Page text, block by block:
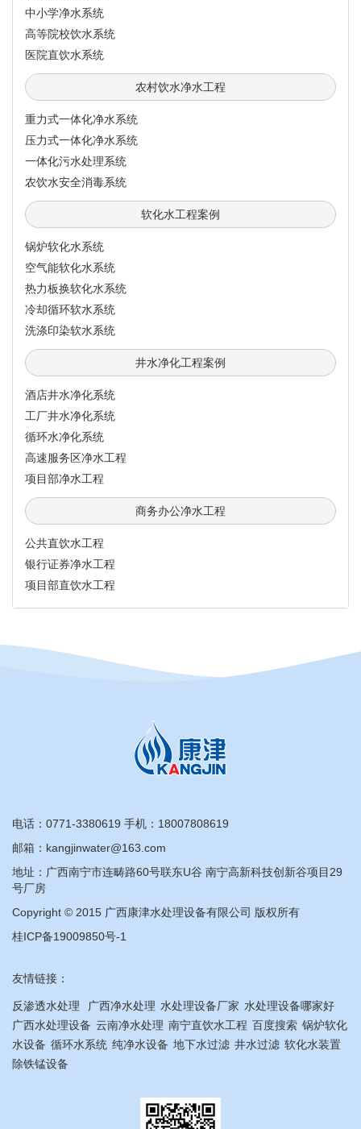
中小学净水系统
高等院校饮水系统
医院直饮水系统
农村饮水净水工程
重力式一体化净水系统
压力式一体化净水系统
一体化污水处理系统
农饮水安全消毒系统
软化水工程案例
锅炉软化水系统
空气能软化水系统
热力板换软化水系统
冷却循环软水系统
洗涤印染软水系统
井水净化工程案例
酒店井水净化系统
工厂井水净化系统
循环水净化系统
高速服务区净水工程
项目部净水工程
商务办公净水工程
公共直饮水工程
银行证券净水工程
项目部直饮水工程
电话： 0771-3380619 手机： 18007808619
邮箱：kangjinwater@163.com
地址：广西南宁市连畴路60号联东U谷 南宁高新科技创新谷项目29
号厂房
Copyright © 2015 广西康津水处理设备有限公司 版权所有
桂ICP备19009850号-1
友情链接：
反渗透水处理 广西净水处理 水处理设备厂家 水处理设备哪家好
广西水处理设备 云南净水处理 南宁直饮水工程 百度搜索 锅炉软化
水设备 循环水系统 纯净水设备 地下水过滤 井水过滤 软化水装置
除铁锰设备